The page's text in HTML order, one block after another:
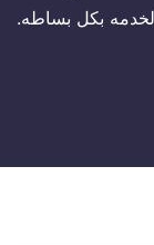
بكل بساطه.